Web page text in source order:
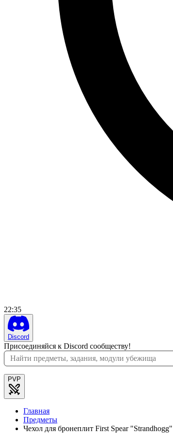
22:35
Discord
Присоединяйся к Discord сообществу!
PVP
Главная
Предметы
Чехол для бронеплит First Spear